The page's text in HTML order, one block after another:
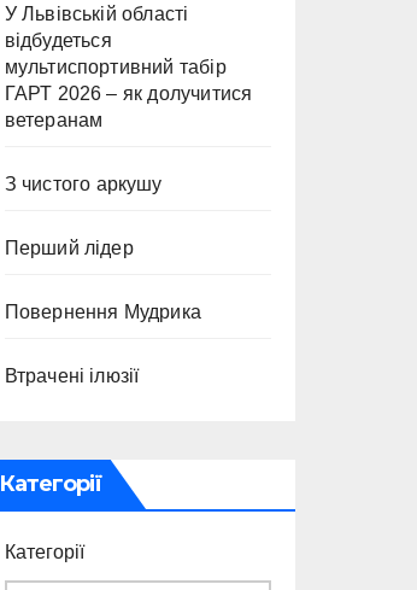
У Львівській області
відбудеться
мультиспортивний табір
ГАРТ 2026 – як долучитися
ветеранам
З чистого аркушу
Перший лідер
Повернення Мудрика
Втрачені ілюзії
Категорії
Категорії